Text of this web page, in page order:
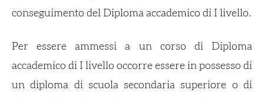
conseguimento del Diploma accademico di I livello.
Per essere ammessi a un corso di Diploma
accademico di I livello occorre essere in possesso di
un diploma di scuola secondaria superiore o di